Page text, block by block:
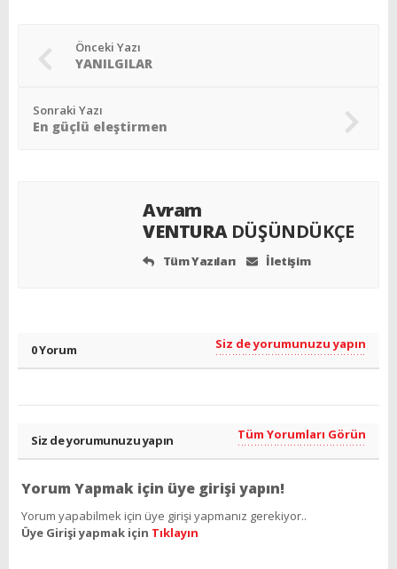
Önceki Yazı
YANILGILAR
Sonraki Yazı
En güçlü eleştirmen
Avram
VENTURA DÜŞÜNDÜKÇE
Tüm Yazıları İletişim
0 Yorum Siz de yorumunuzu yapın
Siz de yorumunuzu yapın Tüm Yorumları Görün
Yorum Yapmak için üye girişi yapın!
Yorum yapabilmek için üye girişi yapmanız gerekiyor..
Üye Girişi yapmak için Tıklayın